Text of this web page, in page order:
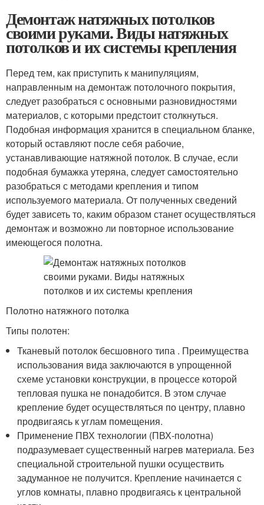
Демонтаж натяжных потолков
своими руками. Виды натяжных
потолков и их системы крепления
Перед тем, как приступить к манипуляциям,
направленным на демонтаж потолочного покрытия,
следует разобраться с основными разновидностями
материалов, с которыми предстоит столкнуться.
Подобная информация хранится в специальном бланке,
который оставляют после себя рабочие,
устанавливающие натяжной потолок. В случае, если
подобная бумажка утеряна, следует самостоятельно
разобраться с методами крепления и типом
используемого материала. От полученных сведений
будет зависеть то, каким образом станет осуществляться
демонтаж и возможно ли повторное использование
имеющегося полотна.
Полотно натяжного потолка
Типы полотен:
Тканевый потолок бесшовного типа . Преимущества
использования вида заключаются в упрощенной
схеме установки конструкции, в процессе которой
тепловая пушка не понадобится. В этом случае
крепление будет осуществляться по центру, плавно
продвигаясь к углам помещения.
Применение ПВХ технологии (ПВХ-полотна)
подразумевает существенный нагрев материала. Без
специальной строительной пушки осуществить
задуманное не получится. Крепление начинается с
углов комнаты, плавно продвигаясь к центральной